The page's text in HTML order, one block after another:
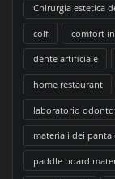
Chirurgia estetica
colf comfort
dente artificiale
home restaurant
laboratorio
materiali dei
paddle board